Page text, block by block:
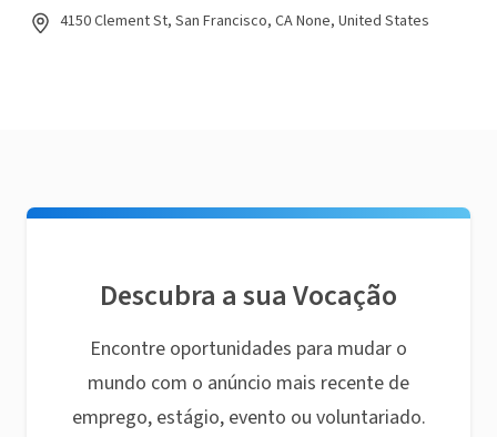
4150 Clement St, San Francisco, CA None, United States
Descubra a sua Vocação
Encontre oportunidades para mudar o
mundo com o anúncio mais recente de
emprego, estágio, evento ou voluntariado.